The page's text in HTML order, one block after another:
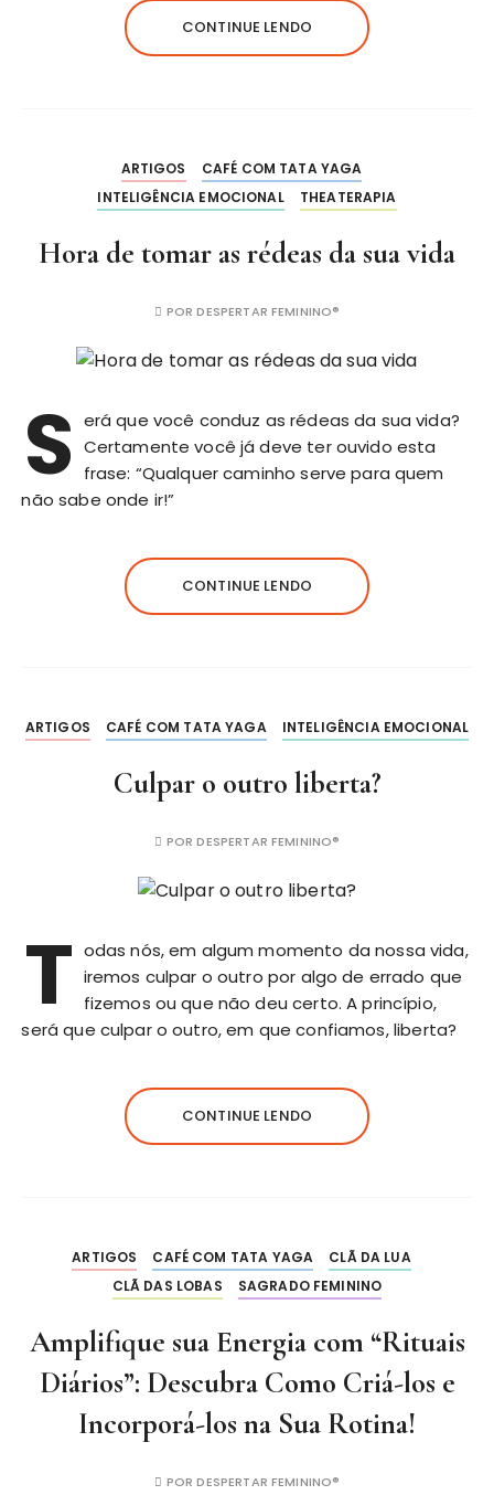
CONTINUE LENDO
ARTIGOS
CAFÉ COM TATA YAGA
INTELIGÊNCIA EMOCIONAL
THEATERAPIA
Hora de tomar as rédeas da sua vida
PORDESPERTAR FEMININO®
S erá que você conduz as rédeas da sua vida?
Certamente você já deve ter ouvido esta
frase: “Qualquer caminho serve para quem
não sabe onde ir!”
CONTINUE LENDO
ARTIGOS CAFÉ COM TATA YAGA INTELIGÊNCIA EMOCIONAL
Culpar o outro liberta?
PORDESPERTAR FEMININO®
T odas nós, em algum momento da nossa vida,
iremos culpar o outro por algo de errado que
fizemos ou que não deu certo. A princípio,
será que culpar o outro, em que confiamos, liberta?
CONTINUE LENDO
ARTIGOS CAFÉ COM TATA YAGA
CLÃ DA LUA
CLÃ DAS LOBAS
SAGRADO FEMININO
Amplifique sua Energia com “Rituais
Diários”: Descubra Como Criá-los e
Incorporá-los na Sua Rotina!
PORDESPERTAR FEMININO®